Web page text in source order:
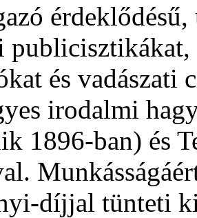
publicisztikákat,
és
irodalmi
1896-ban) és
díjjal tünteti